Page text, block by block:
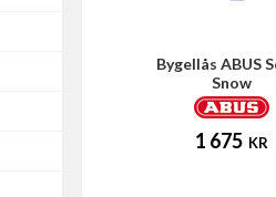
Bygellås ABUS
Snow
1 675 KR